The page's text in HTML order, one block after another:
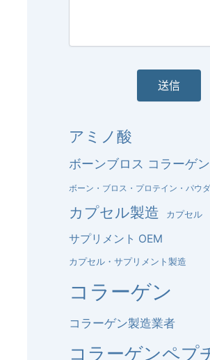
アミノ酸
ボーンブロス コラーゲン
ボーン・ブロス・プロテイン・パウ
カプセル製造 カプセル
サプリメント OEM
カプセル・サプリメント製造
コラーゲン
コラーゲン製造業者
コラーゲンペプ